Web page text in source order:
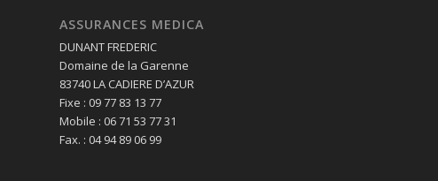
ASSURANCES MEDICA
DUNANT FREDERIC
Domaine de la Garenne
83740 LA CADIERE D’AZUR
Fixe : 09 77 83 13 77
Mobile : 06 71 53 77 31